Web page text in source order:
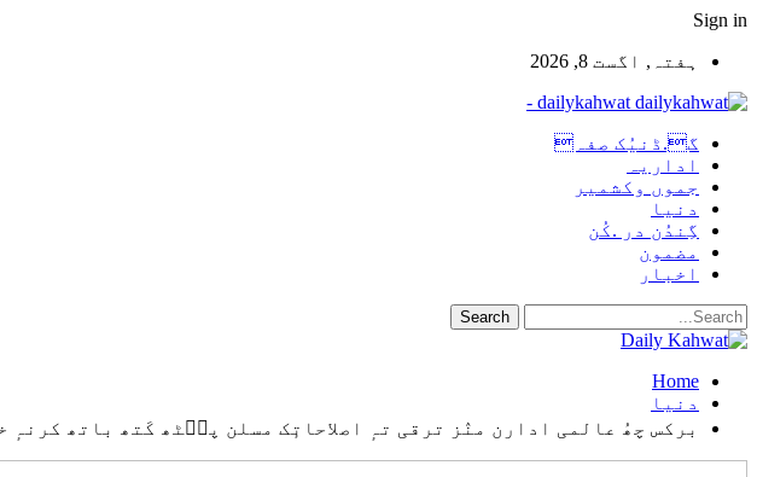
Sign in
ہفتہ, اگست 8, 2026
dailykahwat -
گ.ڈنیُک صفہ
اداریہ
جموں وکشمیر
دنیا
گِندُن در .کُن
مضمون
اخبار
Home
دنیا
برکس چھُ عالمی ادارن منٛز ترقی تہٕ اصلاحاتٕک مسلن پٮ۪ٹھ کَتھ باتھ